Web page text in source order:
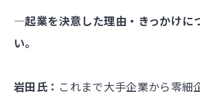
―起業を決意した理由・きっかけに
い。
岩田氏： これまで大手企業から零細